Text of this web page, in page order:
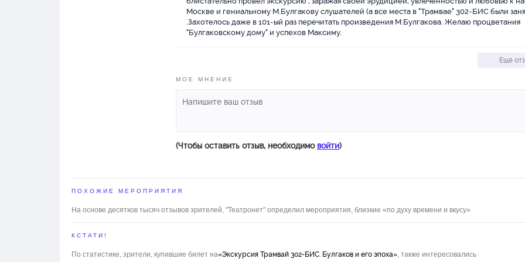
Москве и гениальному М.Булгакову слушателей (а все места в "Трамвае" 302-БИС были
.Захотелось даже в 101-ый раз перечитать произведения М.Булгакова. Желаю процветания
"Булгаковскому дому" и успехов Максиму.
Ещё
МОЕ МНЕНИЕ
(Чтобы оставить отзыв, необходимо войти)
ПОХОЖИЕ МЕРОПРИЯТИЯ
На основе десятков тысяч отзывов зрителей, "Театронет" определил мероприятия, близкие «по духу времени и вкусу»
КСТАТИ!
По статистике, зрители, купившие билет на«Экскурсия Трамвай 302-БИС. Булгаков и его эпоха», также интересовались